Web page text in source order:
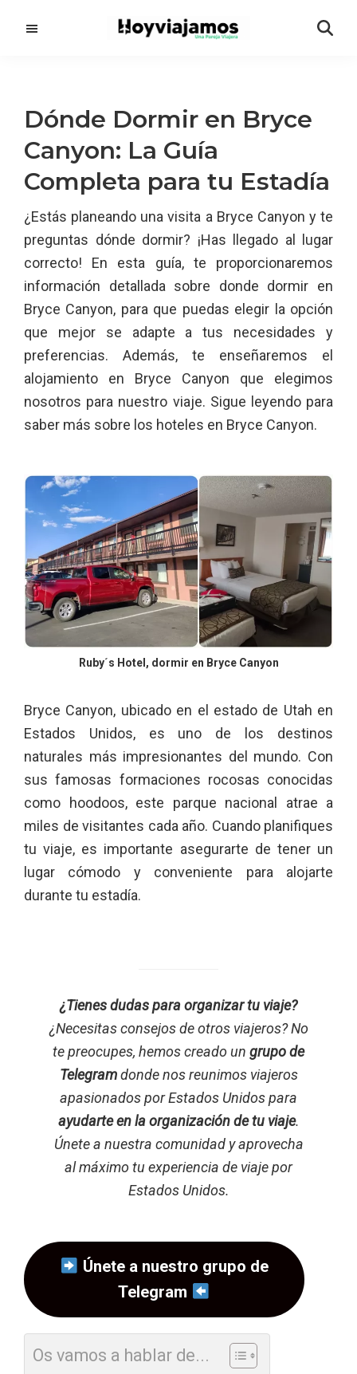
principal
Dónde Dormir en Bryce
Canyon: La Guía
Completa para tu Estadía
¿Estás planeando una visita a Bryce Canyon y te
preguntas dónde dormir? ¡Has llegado al lugar
correcto! En esta guía, te proporcionaremos
información detallada sobre donde dormir en
Bryce Canyon, para que puedas elegir la opción
que mejor se adapte a tus necesidades y
preferencias. Además, te enseñaremos el
alojamiento en Bryce Canyon que elegimos
nosotros para nuestro viaje. Sigue leyendo para
saber más sobre los hoteles en Bryce Canyon.
Ruby´s Hotel, dormir en Bryce Canyon
Bryce Canyon, ubicado en el estado de Utah en
Estados Unidos, es uno de los destinos
naturales más impresionantes del mundo. Con
sus famosas formaciones rocosas conocidas
como hoodoos, este parque nacional atrae a
miles de visitantes cada año. Cuando planifiques
tu viaje, es importante asegurarte de tener un
lugar cómodo y conveniente para alojarte
durante tu estadía.
¿Tienes dudas para organizar tu viaje?
¿Necesitas consejos de otros viajeros? No
te preocupes, hemos creado un grupo de
Telegramdonde nos reunimos viajeros
apasionados por Estados Unidos para
ayudarte en la organización de tu viaje.
Únete a nuestra comunidad y aprovecha
al máximo tu experiencia de viaje por
Estados Unidos.
Únete a nuestro grupo de
Telegram
Os vamos a hablar de...